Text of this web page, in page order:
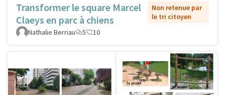
Transformer le square Marcel
Claeys en parc à chiens
Non retenue par
le tri citoyen
Nathalie Berriau
5 10